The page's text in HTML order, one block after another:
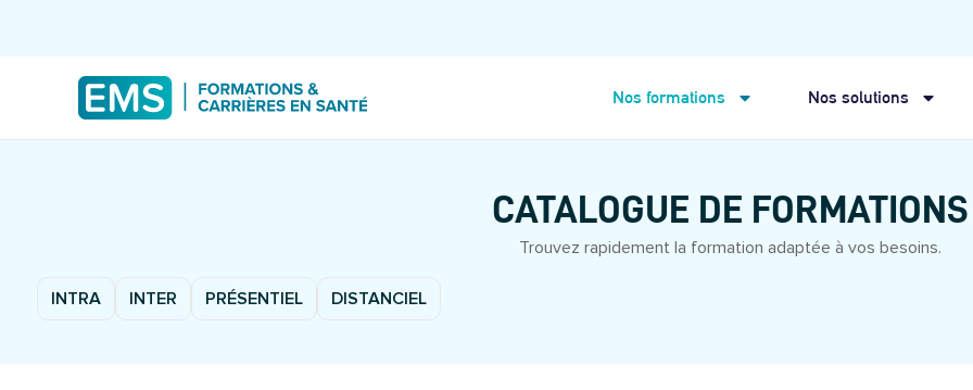
Nos formations Nos solutions
CATALOGUE DE FORMATIONS
Trouvez rapidement la formation adaptée à vos besoins.
INTRA INTER PRÉSENTIEL DISTANCIEL